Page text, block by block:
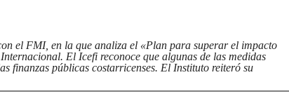
el FMI, en la que analiza el «Plan para superar el impacto
El Icefi reconoce que algunas de las medidas
finanzas públicas costarricenses. El Instituto reiteró su